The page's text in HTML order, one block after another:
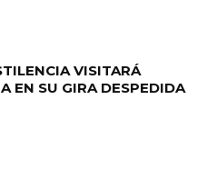
VISITARÁ
EN SU GIRA DESPEDIDA